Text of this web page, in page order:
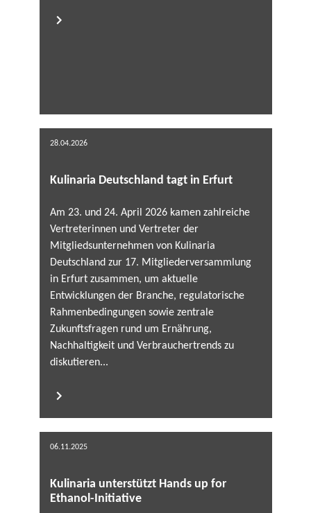
28.04.2026
Kulinaria Deutschland tagt in Erfurt
Am 23. und 24. April 2026 kamen zahlreiche
Vertreterinnen und Vertreter der
Mitgliedsunternehmen von Kulinaria
Deutschland zur 17. Mitgliederversammlung
in Erfurt zusammen, um aktuelle
Entwicklungen der Branche, regulatorische
Rahmenbedingungen sowie zentrale
Zukunftsfragen rund um Ernährung,
Nachhaltigkeit und Verbrauchertrends zu
diskutieren...
06.11.2025
Kulinaria unterstützt Hands up for
Ethanol-Initiative